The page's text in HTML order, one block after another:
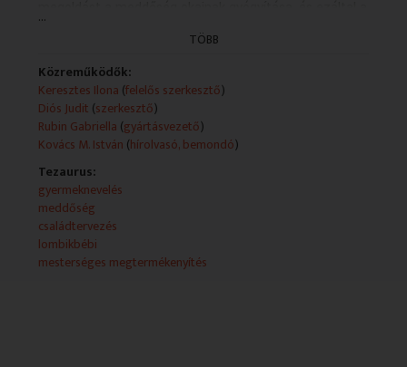
természetes fogantatás elősegítése. Bemutatjuk a
Szerkesztő: Diós Judit
...
TÖBB
Közreműködők:
Keresztes Ilona (felelős szerkesztő)
Diós Judit (szerkesztő)
Rubin Gabriella (gyártásvezető)
Kovács M. István (hírolvasó, bemondó)
Tezaurus:
gyermeknevelés
meddőség
családtervezés
lombikbébi
mesterséges megtermékenyítés